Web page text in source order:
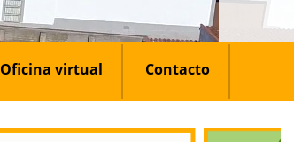
Oficina virtual Contacto